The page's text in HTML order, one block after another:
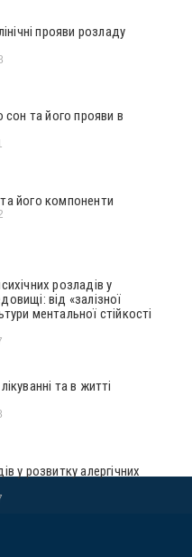
прояви розладу
сон та його прояви в
його компоненти
розладів у
від «залізної
ментальної стійкості
та в житті
у розвитку алергічних